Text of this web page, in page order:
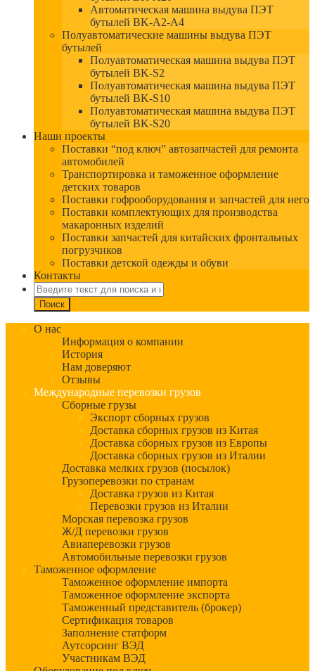
Автоматическая машина выдува ПЭТ
бутылей BK-A2-A4
Полуавтоматические машины выдува ПЭТ
бутылей
Полуавтоматическая машина выдува ПЭТ
бутылей BK-S2
Полуавтоматическая машина выдува ПЭТ
бутылей BK-S10
Полуавтоматическая машина выдува ПЭТ
бутылей BK-S20
Наши проекты
Поставки “под ключ” автозапчастей для ремонта
автомобилей
Транспортировка и таможенное оформление
детских товаров
Поставки гофрооборудования и запчастей для него
Поставки комплектующих для производства
макаронных изделий
Поставки запчастей для китайских фронтальных
погрузчиков
Поставки детской одежды и обуви
Контакты
О нас
Информация о компании
История
Нам доверяют
Отзывы
Международные перевозки грузов
Сборные грузы
Экспорт сборных грузов
Доставка сборных грузов из Китая
Доставка сборных грузов из Европы
Доставка сборных грузов из Италии
Доставка мелких грузов (посылок)
Грузоперевозки по странам
Доставка грузов из Китая
Перевозки грузов из Италии
Морская перевозка грузов
Ж/Д перевозки грузов
Авиаперевозки грузов
Автомобильные перевозки грузов
Таможенное оформление
Таможенное оформление импорта
Таможенное оформление экспорта
Таможенный представитель (брокер)
Сертификация товаров
Заполнение статформ
Аутсорсинг ВЭД
Участникам ВЭД